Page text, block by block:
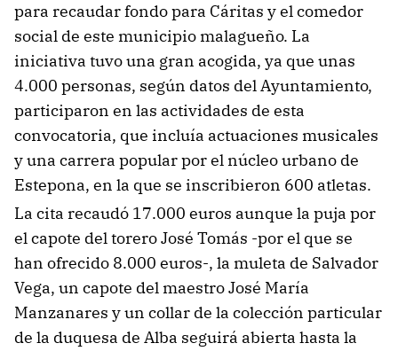
para recaudar fondo para Cáritas y el comedor
social de este municipio malagueño. La
iniciativa tuvo una gran acogida, ya que unas
4.000 personas, según datos del Ayuntamiento,
participaron en las actividades de esta
convocatoria, que incluía actuaciones musicales
y una carrera popular por el núcleo urbano de
Estepona, en la que se inscribieron 600 atletas.
La cita recaudó 17.000 euros aunque la puja por
el capote del torero José Tomás -por el que se
han ofrecido 8.000 euros-, la muleta de Salvador
Vega, un capote del maestro José María
Manzanares y un collar de la colección particular
de la duquesa de Alba seguirá abierta hasta la